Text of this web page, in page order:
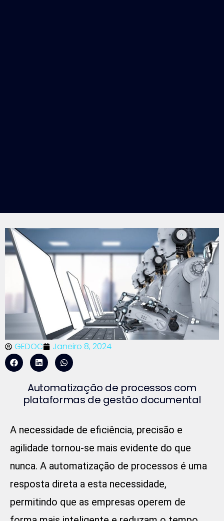
GEDOC Janeiro 8, 2024
Automatização de processos com
plataformas de gestão documental
A necessidade de eficiência, precisão e
agilidade tornou-se mais evidente do que
nunca. A automatização de processos é uma
resposta direta a esta necessidade,
permitindo que as empresas operem de